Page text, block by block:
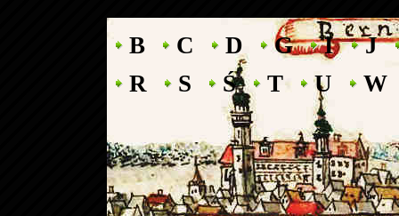
B C D G I
J
R
S Ś T U W